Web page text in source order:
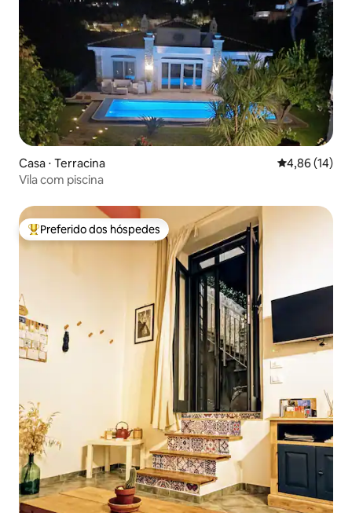
Casa ⋅ Terracina 4,86 de uma
4,86 (14)
Vila com piscina
Entre os melhores preferidos dos hóspedes
Preferido dos hóspedes